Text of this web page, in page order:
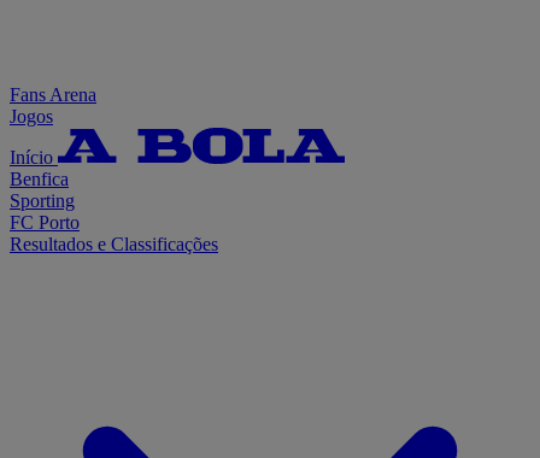
Fans Arena
Jogos
Início
Benfica
Sporting
FC Porto
Resultados e Classificações